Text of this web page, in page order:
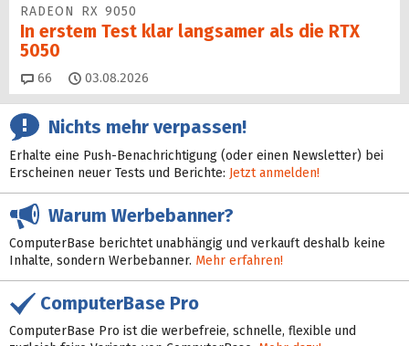
RADEON RX 9050
In erstem Test klar langsamer als die RTX
5050
66 Kommentare
03.08.2026
Nichts mehr verpassen!
Erhalte eine Push-Benachrichtigung (oder einen Newsletter) bei
Erscheinen neuer Tests und Berichte: Jetzt anmelden!
Warum Werbebanner?
ComputerBase berichtet unabhängig und verkauft deshalb keine
Inhalte, sondern Werbebanner. Mehr erfahren!
ComputerBase Pro
ComputerBase Pro ist die werbefreie, schnelle, flexible und